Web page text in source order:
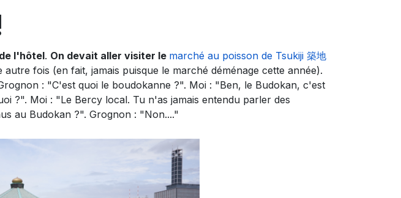
l'hôtel. On devait aller visiter le marché au poisson de Tsukiji 築地
fois (en fait, jamais puisque le marché déménage cette année).
: "C'est quoi le boudokanne ?". Moi : "Ben, le Budokan, c'est
?". Moi : "Le Bercy local. Tu n'as jamais entendu parler des
au Budokan ?". Grognon : "Non...."